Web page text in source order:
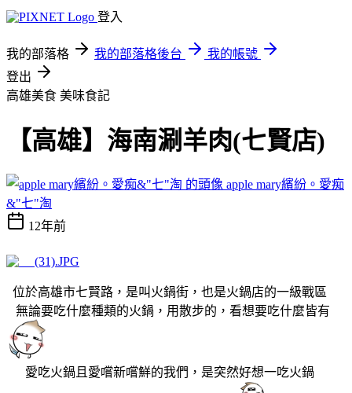
登入
我的部落格 我的部落格後台
我的帳號
登出
高雄美食 美味食記
【高雄】海南涮羊肉(七賢店)
apple mary繽紛。愛痴
&"七"淘
12年前
位於高雄市七賢路，是叫火鍋街，也是火鍋店的一級戰區
無論要吃什麼種類的火鍋，用散步的，看想要吃什麼皆有
愛吃火鍋且愛嚐新嚐鮮的我們，是突然好想一吃火鍋